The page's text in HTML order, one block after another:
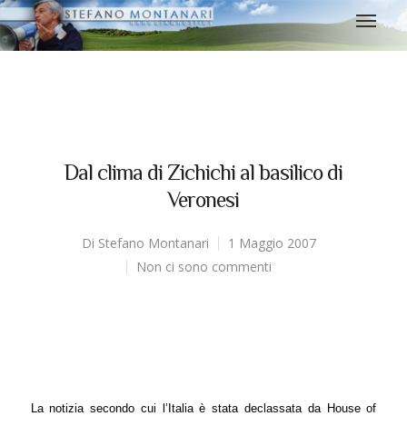
Dal clima di Zichichi al basilico di
Veronesi
Di Stefano Montanari
1 Maggio 2007
Non ci sono commenti
La notizia secondo cui l’Italia è stata declassata da House of